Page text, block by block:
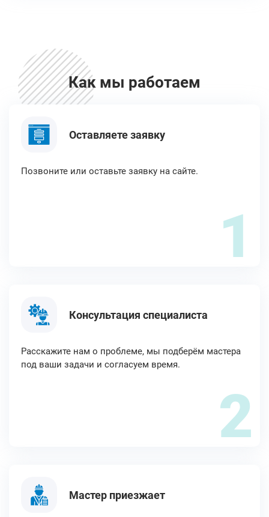
Как мы работаем
Оставляете заявку
Позвоните или оставьте заявку на сайте.
1
Консультация специалиста
Расскажите нам о проблеме, мы подберём мастера
под ваши задачи и согласуем время.
2
Мастер приезжает